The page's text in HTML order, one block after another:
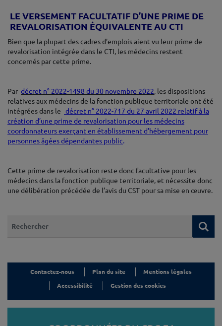
LE VERSEMENT FACULTATIF D’UNE PRIME DE
REVALORISATION ÉQUIVALENTE AU CTI
Bien que la plupart des cadres d’emplois aient vu leur prime de
revalorisation intégrée dans le CTI, les médecins restent
concernés par cette prime.
Par décret n° 2022-1498 du 30 novembre 2022, les dispositions
relatives aux médecins de la fonction publique territoriale ont été
intégrées dans le
décret n° 2022-717 du 27 avril 2022 relatif à la
création d’une prime de revalorisation pour les médecins
coordonnateurs exerçant en établissement d’hébergement pour
personnes âgées dépendantes public.
Cette prime de revalorisation reste donc facultative pour les
médecins dans la fonction publique territoriale, et nécessite donc
une délibération précédée de l’avis du CST pour sa mise en œuvre.
Contactez-nous Plan du site Mentions légales
Accessibilité Gestion des cookies